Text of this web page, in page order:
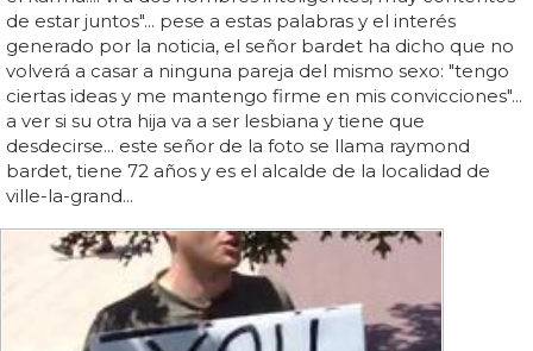
de estar juntos"... pese a estas palabras y el interés
generado por la noticia, el señor bardet ha dicho que no
volverá a casar a ninguna pareja del mismo sexo: "tengo
ciertas ideas y me mantengo firme en mis convicciones"...
a ver si su otra hija va a ser lesbiana y tiene que
desdecirse... este señor de la foto se llama raymond
bardet, tiene 72 años y es el alcalde de la localidad de
ville-la-grand...